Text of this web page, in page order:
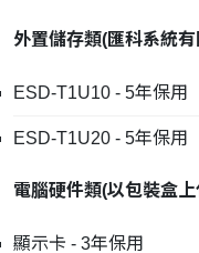
外置儲存類(匯科系統有
ESD-T1U10 - 5年保用
ESD-T1U20 - 5年保用
電腦硬件類(以包裝盒
顯示卡 - 3年保用